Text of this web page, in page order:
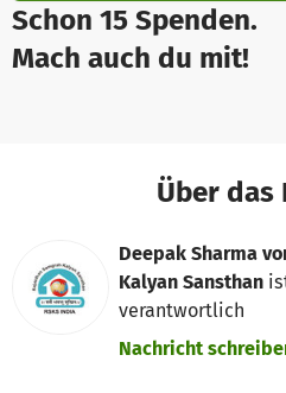
Schon 15 Spenden.
Mach auch du mit!
Über das
Deepak Sharma
Kalyan Sansthan
verantwortlich
Nachricht